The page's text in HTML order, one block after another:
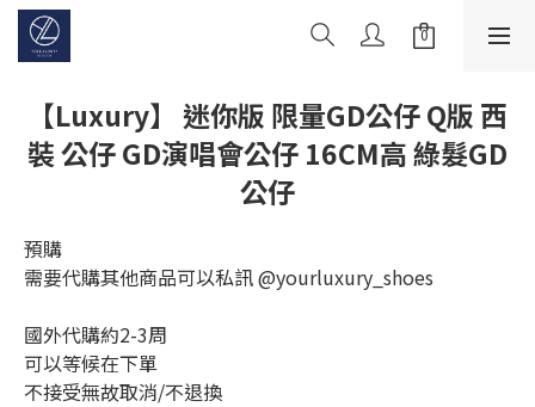
【Luxury】 迷你版 限量GD公仔 Q版 西
裝 公仔 GD演唱會公仔 16CM高 綠髮GD
公仔
預購
需要代購其他商品可以私訊 @yourluxury_shoes
國外代購約2-3周
可以等候在下單
不接受無故取消/不退換